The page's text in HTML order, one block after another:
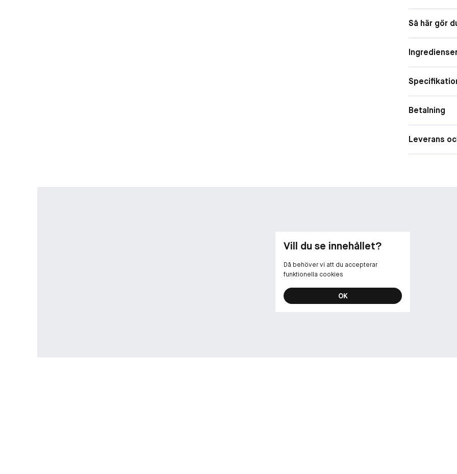
den
100 Nude
Rouge Dior-
ren* formula
Så här gör
Betalning
Leverans
Vill du se innehållet?
Då behöver vi att du accepterar
funktionella cookies
OK